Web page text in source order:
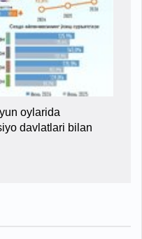
oylarida
davlatlari bilan